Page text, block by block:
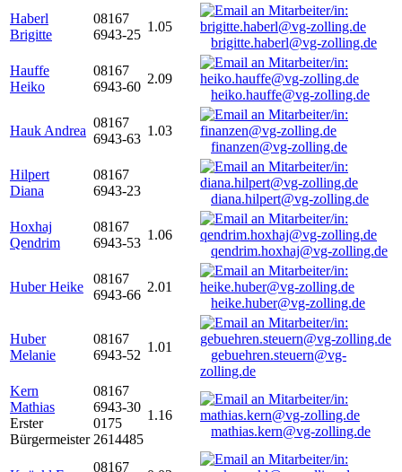
Haberl
Brigitte
08167
6943-25
1.05
brigitte.haberl@vg-zolling.de
Hauffe
Heiko
08167
6943-60
2.09
heiko.hauffe@vg-zolling.de
Hauk Andrea
08167
6943-63
1.03
finanzen@vg-zolling.de
Hilpert
Diana
08167
6943-23
diana.hilpert@vg-zolling.de
Hoxhaj
Qendrim
08167
6943-53
1.06
qendrim.hoxhaj@vg-zolling.de
Huber Heike
08167
6943-66
2.01
heike.huber@vg-zolling.de
Huber
Melanie
08167
6943-52
1.01
gebuehren.steuern@vg-
zolling.de
Kern
Mathias
Erster
Bürgermeister
08167
6943-30
0175
2614485
1.16
mathias.kern@vg-zolling.de
08167